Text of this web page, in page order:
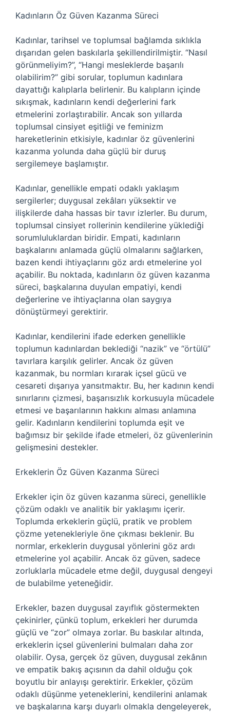
Kadınların Öz Güven Kazanma Süreci
Kadınlar, tarihsel ve toplumsal bağlamda sıklıkla
dışarıdan gelen baskılarla şekillendirilmiştir. “Nasıl
görünmeliyim?”, “Hangi mesleklerde başarılı
olabilirim?” gibi sorular, toplumun kadınlara
dayattığı kalıplarla belirlenir. Bu kalıpların içinde
sıkışmak, kadınların kendi değerlerini fark
etmelerini zorlaştırabilir. Ancak son yıllarda
toplumsal cinsiyet eşitliği ve feminizm
hareketlerinin etkisiyle, kadınlar öz güvenlerini
kazanma yolunda daha güçlü bir duruş
sergilemeye başlamıştır.
Kadınlar, genellikle empati odaklı yaklaşım
sergilerler; duygusal zekâları yüksektir ve
ilişkilerde daha hassas bir tavır izlerler. Bu durum,
toplumsal cinsiyet rollerinin kendilerine yüklediği
sorumluluklardan biridir. Empati, kadınların
başkalarını anlamada güçlü olmalarını sağlarken,
bazen kendi ihtiyaçlarını göz ardı etmelerine yol
açabilir. Bu noktada, kadınların öz güven kazanma
süreci, başkalarına duyulan empatiyi, kendi
değerlerine ve ihtiyaçlarına olan saygıya
dönüştürmeyi gerektirir.
Kadınlar, kendilerini ifade ederken genellikle
toplumun kadınlardan beklediği “nazik” ve “örtülü”
tavırlara karşılık gelirler. Ancak öz güven
kazanmak, bu normları kırarak içsel gücü ve
cesareti dışarıya yansıtmaktır. Bu, her kadının kendi
sınırlarını çizmesi, başarısızlık korkusuyla mücadele
etmesi ve başarılarının hakkını alması anlamına
gelir. Kadınların kendilerini toplumda eşit ve
bağımsız bir şekilde ifade etmeleri, öz güvenlerinin
gelişmesini destekler.
Erkeklerin Öz Güven Kazanma Süreci
Erkekler için öz güven kazanma süreci, genellikle
çözüm odaklı ve analitik bir yaklaşımı içerir.
Toplumda erkeklerin güçlü, pratik ve problem
çözme yetenekleriyle öne çıkması beklenir. Bu
normlar, erkeklerin duygusal yönlerini göz ardı
etmelerine yol açabilir. Ancak öz güven, sadece
zorluklarla mücadele etme değil, duygusal dengeyi
de bulabilme yeteneğidir.
Erkekler, bazen duygusal zayıflık göstermekten
çekinirler, çünkü toplum, erkekleri her durumda
güçlü ve “zor” olmaya zorlar. Bu baskılar altında,
erkeklerin içsel güvenlerini bulmaları daha zor
olabilir. Oysa, gerçek öz güven, duygusal zekânın
ve empatik bakış açısının da dahil olduğu çok
boyutlu bir anlayışı gerektirir. Erkekler, çözüm
odaklı düşünme yeteneklerini, kendilerini anlamak
ve başkalarına karşı duyarlı olmakla dengeleyerek,